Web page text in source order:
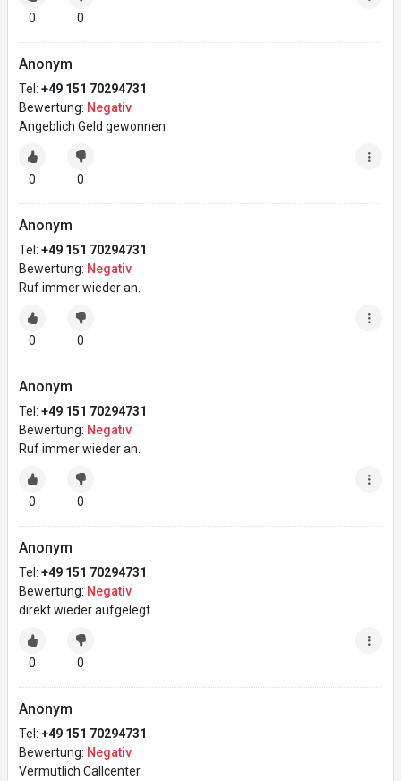
0 0
Anonym
Tel: +49 151 70294731
Bewertung: Negativ
Angeblich Geld gewonnen
0 0
Anonym
Tel: +49 151 70294731
Bewertung: Negativ
Ruf immer wieder an.
0 0
Anonym
Tel: +49 151 70294731
Bewertung: Negativ
Ruf immer wieder an.
0 0
Anonym
Tel: +49 151 70294731
Bewertung: Negativ
direkt wieder aufgelegt
0 0
Anonym
Tel: +49 151 70294731
Bewertung: Negativ
Vermutlich Callcenter